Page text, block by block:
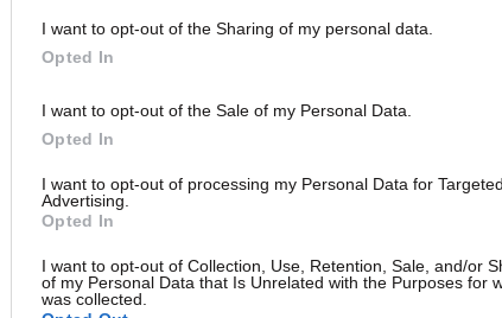
I want to opt-out of the Sharing of my personal data.
Opted In
I want to opt-out of the Sale of my Personal Data.
Opted In
I want to opt-out of processing my Personal Data for Targeted
Advertising.
Opted In
I want to opt-out of Collection, Use, Retention, Sale, and/or
of my Personal Data that Is Unrelated with the Purposes for
was collected.